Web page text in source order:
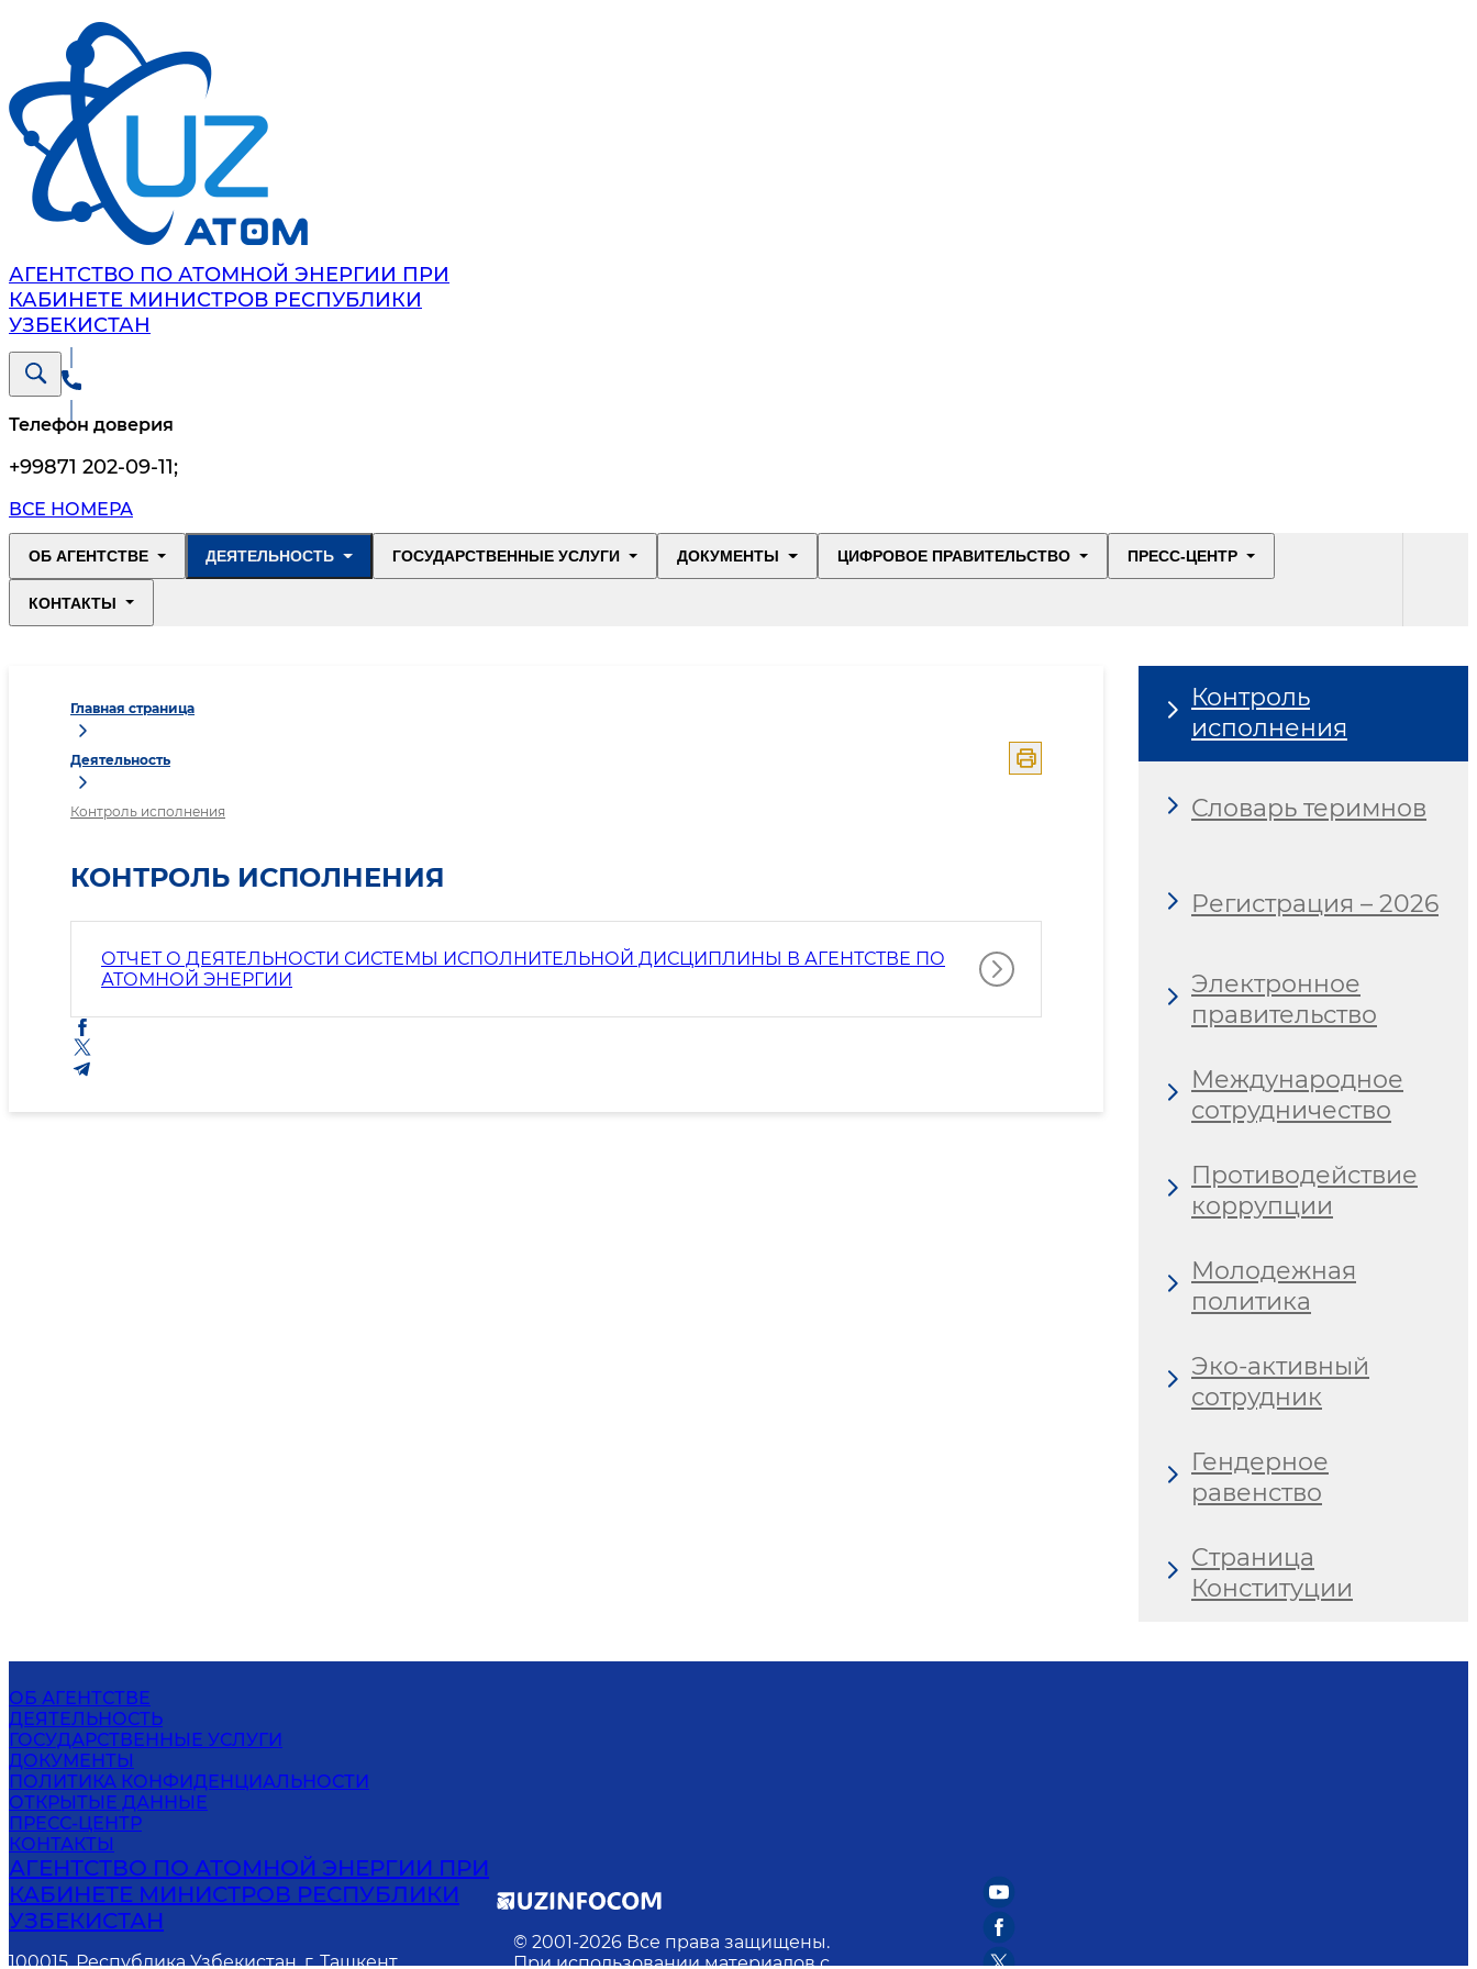
АГЕНТСТВО ПО АТОМНОЙ ЭНЕРГИИ ПРИ
КАБИНЕТЕ МИНИСТРОВ РЕСПУБЛИКИ
УЗБЕКИСТАН
Телефон доверия
+99871 202-09-11;
ВСЕ НОМЕРА
ОБ АГЕНТСТВЕ ДЕЯТЕЛЬНОСТЬ ГОСУДАРСТВЕННЫЕ УСЛУГИ ДОКУМЕНТЫ ЦИФРОВОЕ ПРАВИТЕЛЬСТВО ПРЕСС-ЦЕНТР
КОНТАКТЫ
Главная страница
Деятельность
Контроль исполнения
КОНТРОЛЬ ИСПОЛНЕНИЯ
ОТЧЕТ О ДЕЯТЕЛЬНОСТИ СИСТЕМЫ ИСПОЛНИТЕЛЬНОЙ ДИСЦИПЛИНЫ В АГЕНТСТВЕ ПО
АТОМНОЙ ЭНЕРГИИ
Контроль
исполнения
Словарь теримнов
Регистрация – 2026
Электронное
правительство
Международное
сотрудничество
Противодействие
коррупции
Молодежная
политика
Эко-активный
сотрудник
Гендерное
равенство
Страница
Конституции
ОБ АГЕНТСТВЕ
ДЕЯТЕЛЬНОСТЬ
ГОСУДАРСТВЕННЫЕ УСЛУГИ
ДОКУМЕНТЫ
ПОЛИТИКА КОНФИДЕНЦИАЛЬНОСТИ
ОТКРЫТЫЕ ДАННЫЕ
ПРЕСС-ЦЕНТР
КОНТАКТЫ
АГЕНТСТВО ПО АТОМНОЙ ЭНЕРГИИ ПРИ
КАБИНЕТЕ МИНИСТРОВ РЕСПУБЛИКИ
УЗБЕКИСТАН
100015, Республика Узбекистан, г. Ташкент
© 2001-2026 Все права защищены.
При использовании материалов с